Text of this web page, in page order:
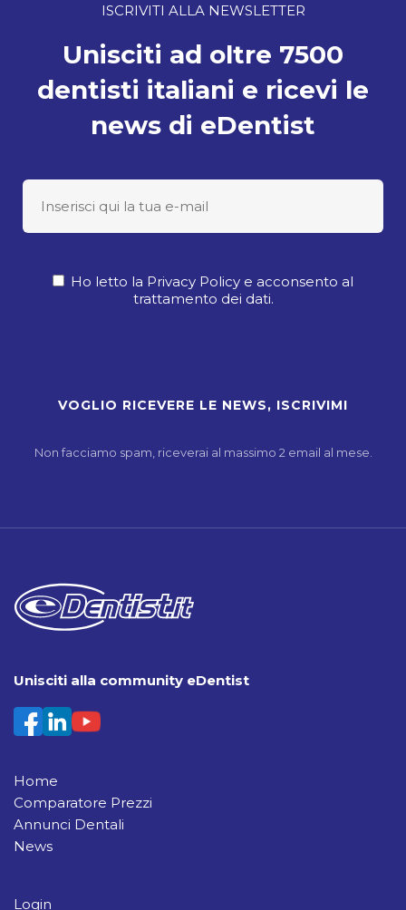
ISCRIVITI ALLA NEWSLETTER
Unisciti ad oltre 7500
dentisti italiani e ricevi le
news di eDentist
Ho letto la Privacy Policy e acconsento al
trattamento dei dati.
Non facciamo spam, riceverai al massimo 2 email al mese.
Unisciti alla community eDentist
Home
Comparatore Prezzi
Annunci Dentali
News
Login